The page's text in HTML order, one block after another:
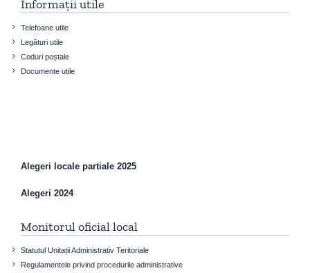
Informații utile
Telefoane utile
Legături utile
Coduri poștale
Documente utile
Alegeri locale partiale 2025
Alegeri 2024
Monitorul oficial local
Statutul Unitații Administrativ Teritoriale
Regulamentele privind procedurile administrative